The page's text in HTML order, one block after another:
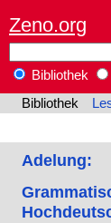
Zeno.org
Bibliothek
Bibliothek
Adelung: